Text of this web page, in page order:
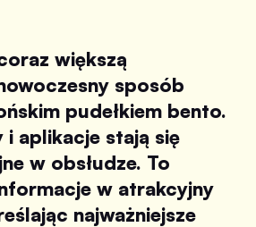
większą
sposób
pudełkiem bento.
i aplikacje stają się
w obsłudze. To
w atrakcyjny
najważniejsze